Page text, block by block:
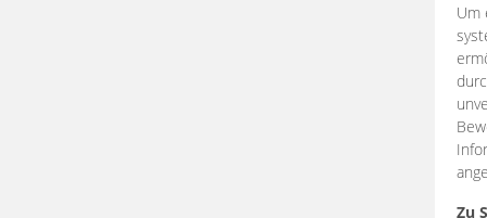
Um
Zu